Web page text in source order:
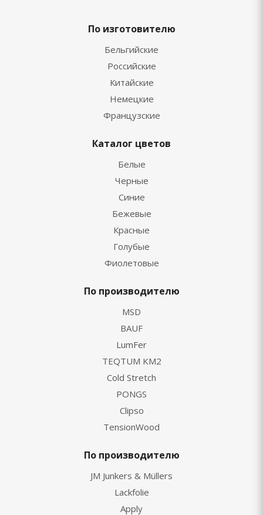
По изготовителю
Бельгийские
Российские
Китайские
Немецкие
Французские
Каталог цветов
Белые
Черные
Синие
Бежевые
Красные
Голубые
Фиолетовые
По производителю
MSD
BAUF
LumFer
TEQTUM KM2
Cold Stretch
PONGS
Clipso
TensionWood
По производителю
JM Junkers & Müllers
Lackfolie
Apply